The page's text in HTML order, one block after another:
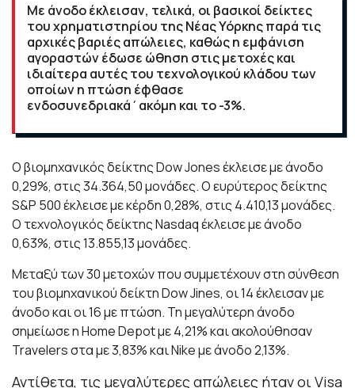
Με άνοδο έκλεισαν, τελικά, οι βασικοί δείκτες
του χρηματιστηρίου της Νέας Υόρκης παρά τις
αρχικές βαριές απώλειες, καθώς η εμφάνιση
αγοραστών έδωσε ώθηση στις μετοχές και
ιδιαίτερα αυτές του τεχνολογικού κλάδου των
οποίων η πτώση έφθασε
ενδοσυνεδριακά΄ακόμη και το -3%.
Ο βιομηχανικός δείκτης Dow Jones έκλεισε με άνοδο
0,29%, στις 34.364,50 μονάδες. Ο ευρύτερος δείκτης
S&P 500 έκλεισε με κέρδη 0,28%, στις 4.410,13 μονάδες.
Ο τεχνολογικός δείκτης Nasdaq έκλεισε με άνοδο
0,63%, στις 13.855,13 μονάδες.
Μεταξύ των 30 μετοχών που συμμετέχουν στη σύνθεση
του βιομηχανικού δείκτη Dow Jines, οι 14 έκλεισαν με
άνοδο και οι 16 με πτώση. Τη μεγαλύτερη άνοδο
σημείωσε η Home Depot με 4,21% και ακολούθησαν
Travelers στα με 3,83% και Nike με άνοδο 2,13%.
Αντίθετα, τις μεγαλύτερες απώλειες ήταν οι Visa